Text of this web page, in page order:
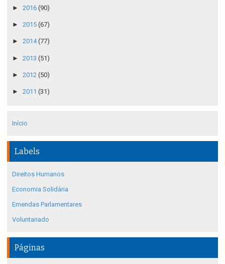
► 2016 (90)
► 2015 (67)
► 2014(77)
► 2013 (51)
► 2012 (50)
► 2011 (31)
Início
Labels
Direitos Humanos
Economia Solidária
Emendas Parlamentares
Voluntariado
Páginas